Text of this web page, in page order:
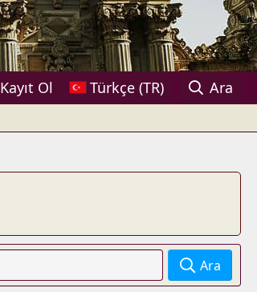
Kayıt Ol Türkçe (TR) Ara
Ara